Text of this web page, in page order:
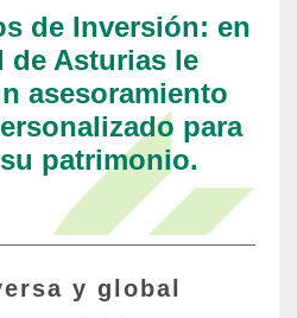
de Inversión: en
de Asturias le
asesoramiento
para
patrimonio.
y global